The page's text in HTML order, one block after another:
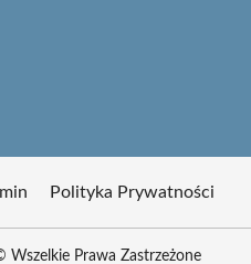
Polityka Prywatności
Prawa Zastrzeżone